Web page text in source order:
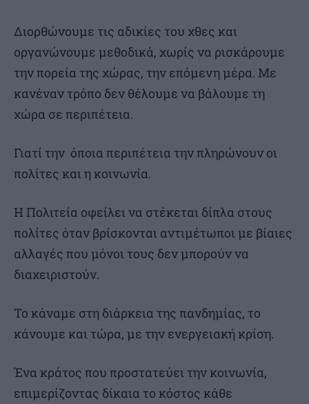
Διορθώνουμε τις αδικίες του χθες και
οργανώνουμε μεθοδικά, χωρίς να ρισκάρουμε
την πορεία της χώρας, την επόμενη μέρα. Με
κανέναν τρόπο δεν θέλουμε να βάλουμε τη
χώρα σε περιπέτεια.
Γιατί την όποια περιπέτεια την πληρώνουν οι
πολίτες και η κοινωνία.
Η Πολιτεία οφείλει να στέκεται δίπλα στους
πολίτες όταν βρίσκονται αντιμέτωποι με βίαιες
αλλαγές που μόνοι τους δεν μπορούν να
διαχειριστούν.
Το κάναμε στη διάρκεια της πανδημίας, το
κάνουμε και τώρα, με την ενεργειακή κρίση.
Ένα κράτος που προστατεύει την κοινωνία,
επιμερίζοντας δίκαια το κόστος κάθε